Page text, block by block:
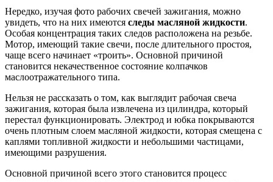
Нередко, изучая фото рабочих свечей зажигания, можно
увидеть, что на них имеются следы масляной жидкости.
Особая концентрация таких следов расположена на резьбе.
Мотор, имеющий такие свечи, после длительного простоя,
чаще всего начинает «троить». Основной причиной
становится некачественное состояние колпачков
маслоотражательного типа.
Нельзя не рассказать о том, как выглядит рабочая свеча
зажигания, которая была извлечена из цилиндра, который
перестал функционировать. Электрод и юбка покрываются
очень плотным слоем масляной жидкости, которая смещена с
каплями топливной жидкости и небольшими частицами,
имеющими разрушения.
Основной причиной всего этого становится процесс